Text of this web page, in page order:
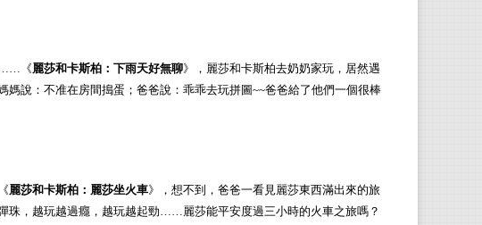
……《麗莎和卡斯柏： 下雨天好無聊》，麗莎和卡斯柏去奶奶家玩，居然遇
媽說：不准在房間搗蛋；爸爸說：乖乖去玩拼圖~~爸爸給了他們一個很棒
《麗莎和卡斯柏：麗莎坐火車》， 想不到，爸爸一看見麗莎東西滿出來的旅
珠，越玩越過癮，越玩越起勁……麗莎能平安度過三小時的火車之旅嗎？